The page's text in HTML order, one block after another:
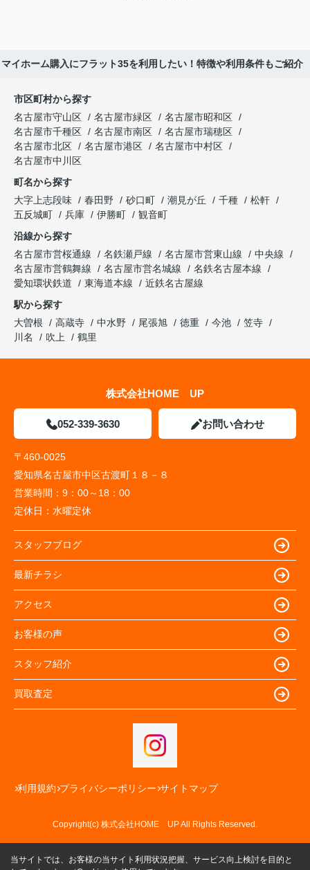
マイホーム購入にフラット35を利用したい！特徴や利用条件もご紹介
市区町村から探す
名古屋市守山区
名古屋市緑区
名古屋市昭和区
名古屋市千種区
名古屋市南区
名古屋市瑞穂区
名古屋市北区
名古屋市港区
名古屋市中村区
名古屋市中川区
町名から探す
大字上志段味
春田野 砂口町 潮見が丘 千種
松軒
五反城町
兵庫 伊勝町
観音町
沿線から探す
名古屋市営桜通線
名鉄瀬戸線 名古屋市営東山線
中央線
名古屋市営鶴舞線
名古屋市営名城線
名鉄名古屋本線
愛知環状鉄道
東海道本線
近鉄名古屋線
駅から探す
大曽根
高蔵寺 中水野 尾張旭 徳重 今池
笠寺
川名
吹上 鶴里
株式会社HOME UP
052-339-3630 お問い合わせ
〒460-0025
愛知県名古屋市中区古渡町１８－８
営業時間： 9：00～18：00
定休日： 水曜定休
スタッフブログ
最新チラシ
アクセス
お客様の声
スタッフ紹介
買取査定
利用規約 プライバシーポリシー サイトマップ
Copyright(c) 株式会社HOME UP All Rights Reserved.
当サイトでは、お客様の当サイト利用状況把握、サービス向上検討を目的と